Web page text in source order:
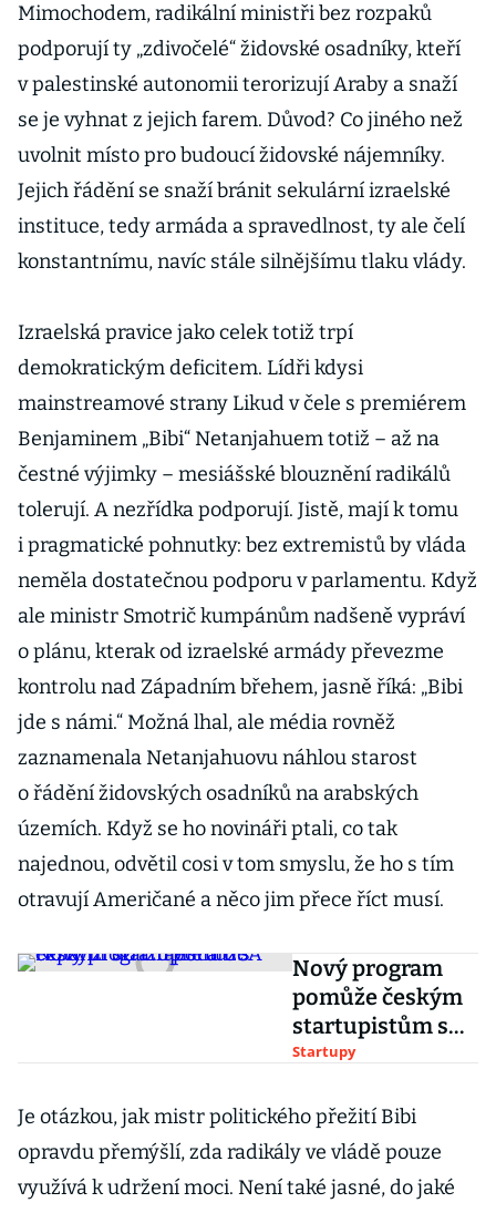
Mimochodem, radikální ministři bez rozpaků
podporují ty „zdivočelé“ židovské osadníky, kteří
v palestinské autonomii terorizují Araby a snaží
se je vyhnat z jejich farem. Důvod? Co jiného než
uvolnit místo pro budoucí židovské nájemníky.
Jejich řádění se snaží bránit sekulární izraelské
instituce, tedy armáda a spravedlnost, ty ale čelí
konstantnímu, navíc stále silnějšímu tlaku vlády.
Izraelská pravice jako celek totiž trpí
demokratickým deficitem. Lídři kdysi
mainstreamové strany Likud v čele s premiérem
Benjaminem „Bibi“ Netanjahuem totiž – až na
čestné výjimky – mesiášské blouznění radikálů
tolerují. A nezřídka podporují. Jistě, mají k tomu
i pragmatické pohnutky: bez extremistů by vláda
neměla dostatečnou podporu v parlamentu. Když
ale ministr Smotrič kumpánům nadšeně vypráví
o plánu, kterak od izraelské armády převezme
kontrolu nad Západním břehem, jasně říká: „Bibi
jde s námi.“ Možná lhal, ale média rovněž
zaznamenala Netanjahuovu náhlou starost
o řádění židovských osadníků na arabských
územích. Když se ho novináři ptali, co tak
najednou, odvětil cosi v tom smyslu, že ho s tím
otravují Američané a něco jim přece říct musí.
Nový program
pomůže českým
startupistům s
expanzí do
Startupy
Je otázkou, jak mistr politického přežití Bibi
opravdu přemýšlí, zda radikály ve vládě pouze
využívá k udržení moci. Není také jasné, do jaké